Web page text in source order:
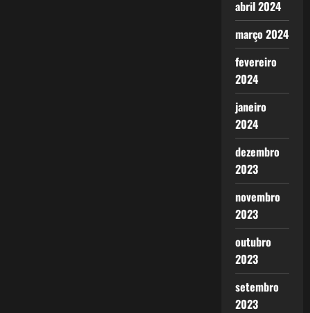
abril 2024
março 2024
fevereiro
2024
janeiro
2024
dezembro
2023
novembro
2023
outubro
2023
setembro
2023